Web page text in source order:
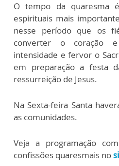
O tempo da quaresma
espirituais mais
nesse período que os
converter o coração
intensidade e fervor o
em preparação a festa
ressurreição de Jesus.
Na Sexta-feira Santa
as comunidades.
Veja a programação
confissões quaresmais no